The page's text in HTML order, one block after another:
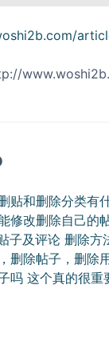
贴和删除分类有
修改删除自己的
子及评论 删除方
删除帖子，删除
吗 这个真的很重